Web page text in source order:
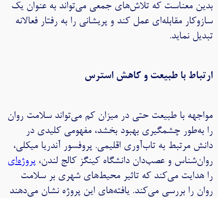
بدین معناست که تلاش‌های جمعی می‌تواند به عنوان یک
سازوکار مقابله‌ای عمل کند و پریشانی را به رفتار فعالانه
تبدیل نماید.
ارتباط با طبیعت و کاهش استرس
مواجهه با طبیعت حتی در میزان کم می‌تواند سلامت روان
را به‌طور چشمگیری بهبود بخشد، مفهومی کلیدی در
دانش مرتبط به تاب‌آوری اقلیمی. پروفسور آندریا میکلی،
روان‌شناس و عصب‌دان دانشگاه کینگز کالج لندن،پروژه‌ای
را هدایت می‌کند که تاثیر محیط‌های شهری بر سلامت
روان را بررسی می‌کند. یافته‌های این پروژه نشان می‌دهند